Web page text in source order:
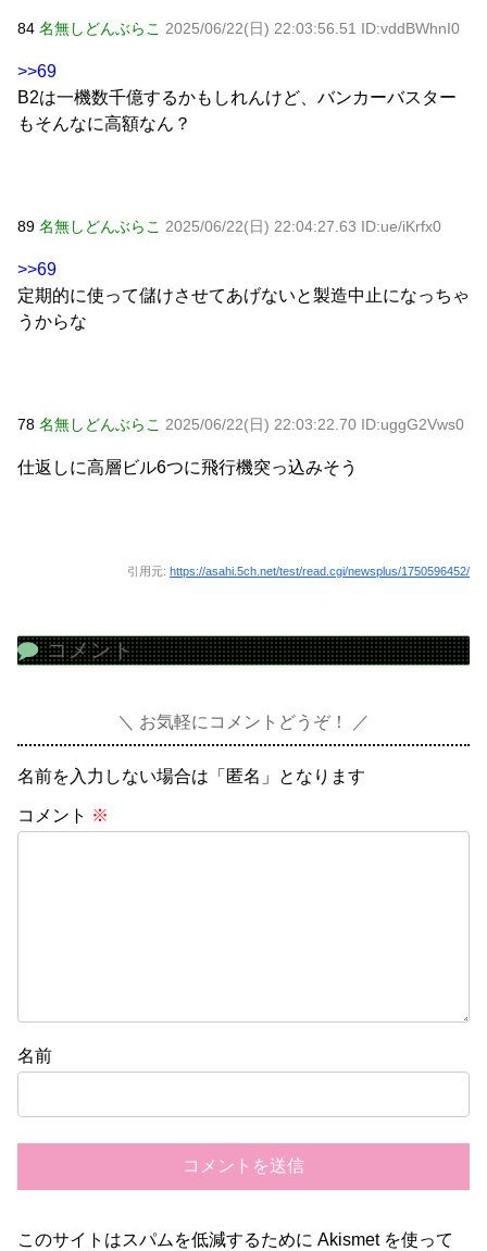
84 名無しどんぶらこ 2025/06/22(日) 22:03:56.51 ID:vddBWhnI0
>>69
B2は一機数千億するかもしれんけど、バンカーバスター
もそんなに高額なん？
89 名無しどんぶらこ 2025/06/22(日) 22:04:27.63 ID:ue/iKrfx0
>>69
定期的に使って儲けさせてあげないと製造中止になっちゃ
うからな
78 名無しどんぶらこ 2025/06/22(日) 22:03:22.70 ID:uggG2Vws0
仕返しに高層ビル6つに飛行機突っ込みそう
引用元: https://asahi.5ch.net/test/read.cgi/newsplus/1750596452/
コメント
お気軽にコメントどうぞ！
名前を入力しない場合は「匿名」となります
コメント ※
名前
このサイトはスパムを低減するために Akismet を使って